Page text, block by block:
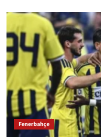
Fenerbahçe